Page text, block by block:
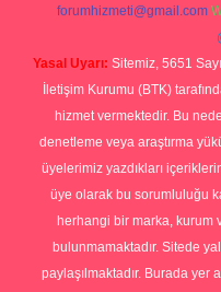
forumhizmeti@gmail.com
Yasal Uyarı: Sitemiz, 5651
İletişim Kurumu (BTK)
hizmet vermektedir. Bu
denetleme veya araştırma
üyelerimiz yazdıkları
üye olarak bu sorumluluğu
herhangi bir marka, kurum
bulunmamaktadır. Sitede
paylaşılmaktadır. Burada yer